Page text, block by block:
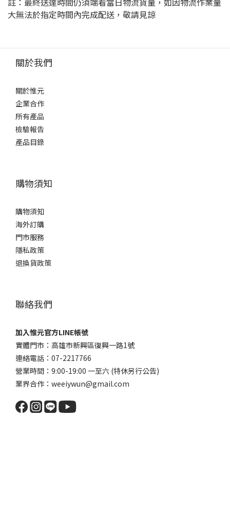
大無法於指定時間內完成配送，敬請見諒
關於我們
關於惟元
企業合作
所有產品
檢驗報告
產品目錄
購物須知
購物須知
海外訂購
門市服務
隱私政策
退換貨政策
聯絡我們
加入惟元官方LINE帳號
實體門市：高雄市新興區復興一路1號
連絡電話：07-2217766
營業時間：9:00-19:00 一至六 (特休另行公告)
業界合作：weeiywun@gmail.com